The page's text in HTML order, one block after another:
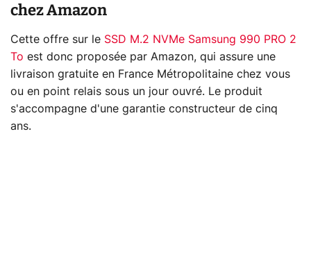
chez Amazon
Cette offre sur le SSD M.2 NVMe Samsung 990 PRO 2
To est donc proposée par Amazon, qui assure une
livraison gratuite en France Métropolitaine chez vous
ou en point relais sous un jour ouvré. Le produit
s'accompagne d'une garantie constructeur de cinq
ans.